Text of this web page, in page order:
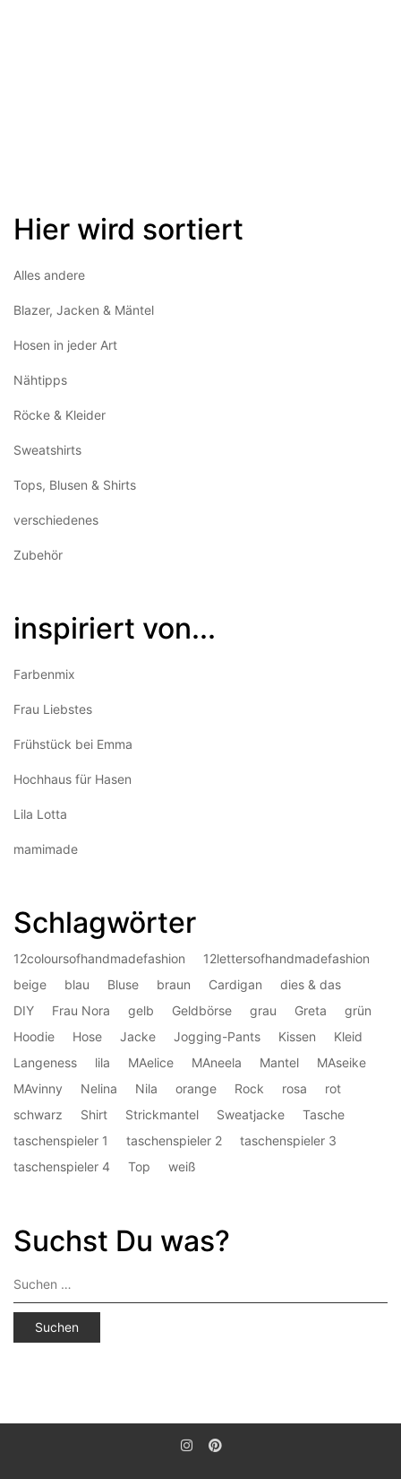
Hier wird sortiert
Alles andere
Blazer, Jacken & Mäntel
Hosen in jeder Art
Nähtipps
Röcke & Kleider
Sweatshirts
Tops, Blusen & Shirts
verschiedenes
Zubehör
inspiriert von...
Farbenmix
Frau Liebstes
Frühstück bei Emma
Hochhaus für Hasen
Lila Lotta
mamimade
Schlagwörter
12coloursofhandmadefashion
12lettersofhandmadefashion
beige
blau Bluse braun Cardigan
dies & das
DIY
Frau Nora gelb Geldbörse grau Greta
grün
Hoodie
Hose Jacke Jogging-Pants Kissen
Kleid
Langeness
lila MAelice MAneela Mantel
MAseike
MAvinny
Nelina Nila orange Rock rosa
rot
schwarz
Shirt Strickmantel Sweatjacke
Tasche
taschenspieler 1
taschenspieler 2
taschenspieler 3
taschenspieler 4
Top weiß
Suchst Du was?
Suchen